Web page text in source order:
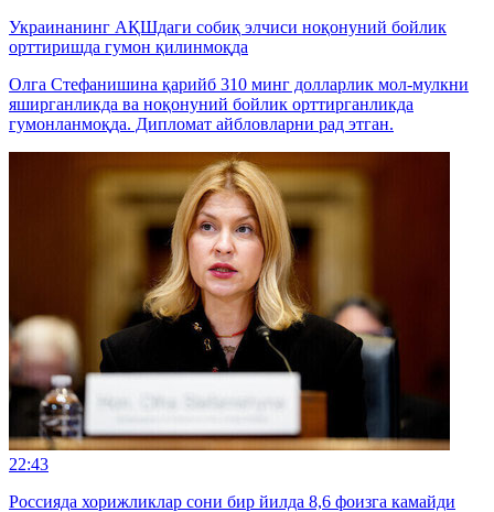
Украинанинг АҚШдаги собиқ элчиси ноқонуний бойлик
орттиришда гумон қилинмоқда
Олга Стефанишина қарийб 310 минг долларлик мол-мулкни
яширганликда ва ноқонуний бойлик орттирганликда
гумонланмоқда. Дипломат айбловларни рад этган.
22:43
Россияда хорижликлар сони бир йилда 8,6 фоизга камайди